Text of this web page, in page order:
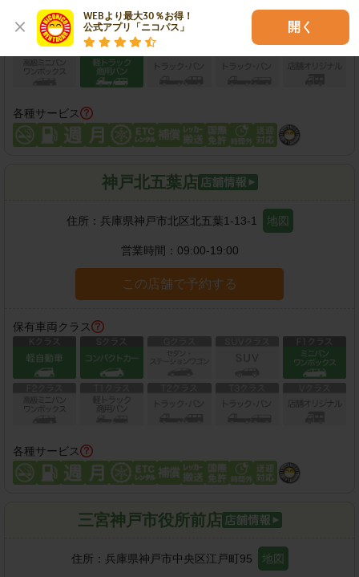
WEBより最大30％お得！
公式アプリ「ニコパス」
開く
各種サービス
神戸北五葉店
住所： 兵庫県神戸市北区北五葉1-13-1 地図
営業時間： 09:00-19:00
この店舗で予約する
保有車両クラス
各種サービス
三宮神戸市役所前店
住所： 兵庫県神戸市中央区江戸町95 地図